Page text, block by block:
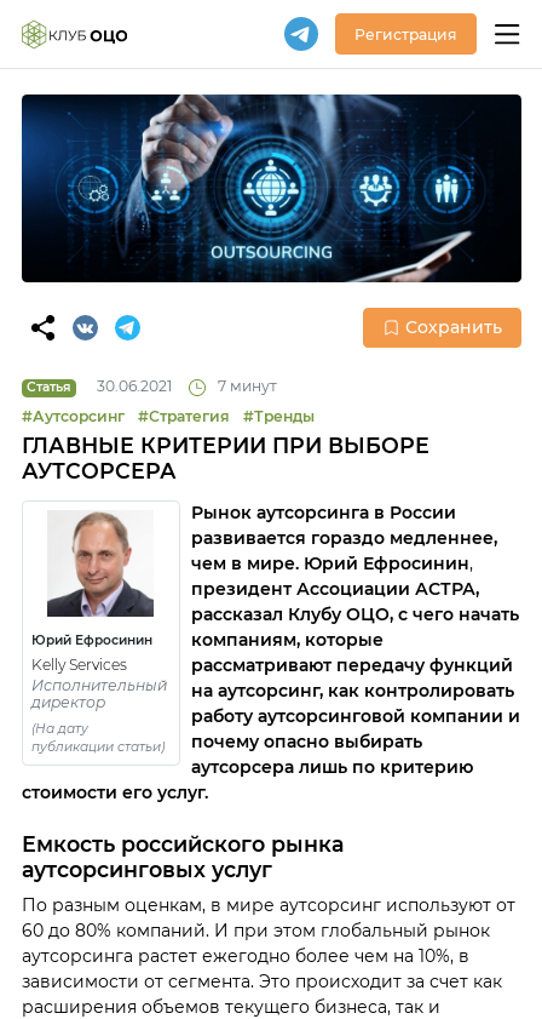
Регистрация
Сохранить
Статья 30.06.2021
7 минут
#Аутсорсинг
#Стратегия #Тренды
ГЛАВНЫЕ КРИТЕРИИ ПРИ ВЫБОРЕ
АУТСОРСЕРА
Юрий Ефросинин
Kelly Services
Исполнительный
директор
(На дату
публикации статьи)
Рынок аутсорсинга в России
развивается гораздо медленнее,
чем в мире. Юрий Ефросинин,
президент Ассоциации АСТРА,
рассказал Клубу ОЦО, с чего начать
компаниям, которые
рассматривают передачу функций
на аутсорсинг, как контролировать
работу аутсорсинговой компании и
почему опасно выбирать
аутсорсера лишь по критерию
стоимости его услуг.
Емкость российского рынка
аутсорсинговых услуг
По разным оценкам, в мире аутсорсинг используют от
60 до 80% компаний. И при этом глобальный рынок
аутсорсинга растет ежегодно более чем на 10%, в
зависимости от сегмента. Это происходит за счет как
расширения объемов текущего бизнеса, так и